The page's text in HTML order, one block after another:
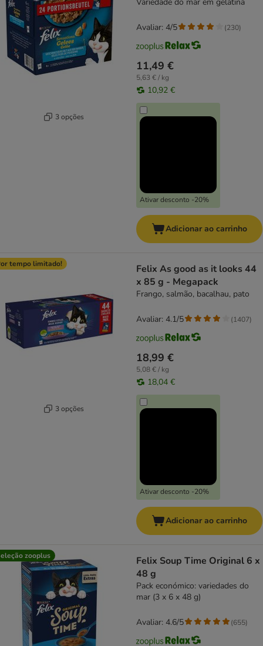
3 opções
11,49 €
5,63 € / kg
10,92 €
Ativar desconto -20%
Avaliar: 4/5 (230)
Adicionar ao carrinho
tempo limitado!
3 opções
Felix As good as it looks 44
x 85 g - Megapack
Frango, salmão, bacalhau, pato
18,99 €
5,08 € / kg
18,04 €
Ativar desconto -20%
Avaliar: 4.1/5 (1407)
Adicionar ao carrinho
zooplus
Felix Soup Time Original 6 x
48 g
Pack económico: variedades do
mar (3 x 6 x 48 g)
Avaliar: 4.6/5 (655)